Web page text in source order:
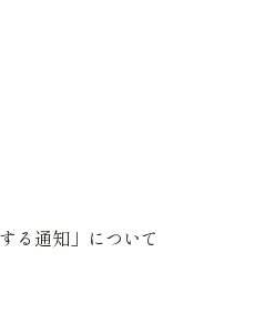
る通知」について